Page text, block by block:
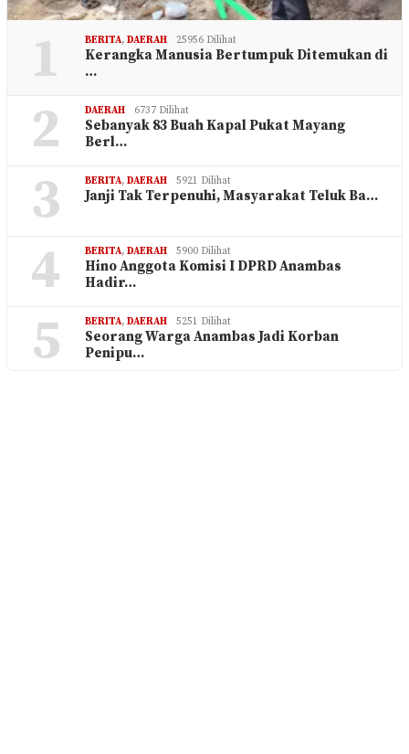
1 BERITA, DAERAH 25956 Dilihat
Kerangka Manusia Bertumpuk Ditemukan di
…
2 DAERAH 6737 Dilihat
Sebanyak 83 Buah Kapal Pukat Mayang
Berl…
3 BERITA, DAERAH 5921 Dilihat
Janji Tak Terpenuhi, Masyarakat Teluk Ba…
4 BERITA, DAERAH 5900 Dilihat
Hino Anggota Komisi I DPRD Anambas
Hadir…
5 BERITA, DAERAH 5251 Dilihat
Seorang Warga Anambas Jadi Korban
Penipu…